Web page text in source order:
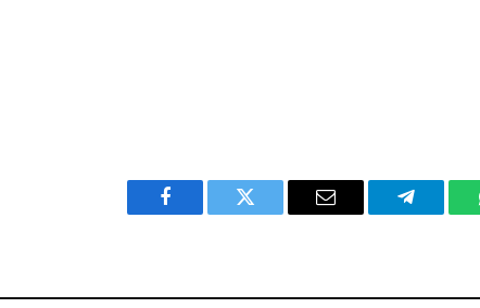
Facebook Twitter Email Telegram